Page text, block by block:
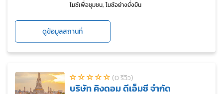
ไมซ์เพื่อชุมชน, ไมซ์อย่างยั่งยืน
ดูข้อมูลสถานที่
(0 รีวิว)
บริษัท คิงดอม ดีเอ็มซี จำกัด